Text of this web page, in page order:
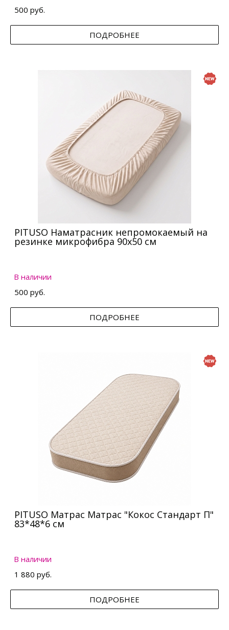
500 руб.
ПОДРОБНЕЕ
PITUSO Наматрасник непромокаемый на
резинке микрофибра 90х50 см
В наличии
500 руб.
ПОДРОБНЕЕ
PITUSO Матрас Матрас "Кокос Стандарт П"
83*48*6 см
В наличии
1 880 руб.
ПОДРОБНЕЕ